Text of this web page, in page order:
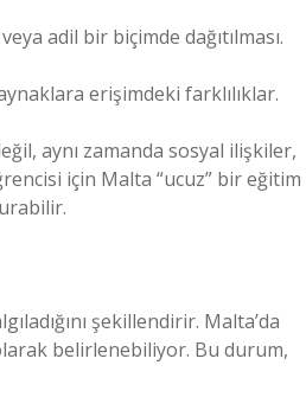
adil bir biçimde dağıtılması.
erişimdeki farklılıklar.
aynı zamanda sosyal ilişkiler,
için Malta “ucuz” bir eğitim
şekillendirir. Malta’da
belirlenebiliyor. Bu durum,